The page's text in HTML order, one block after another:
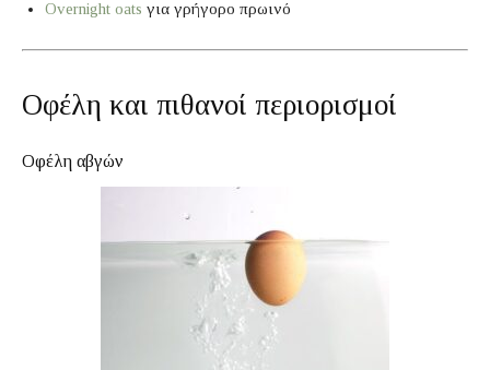
Overnight oats για γρήγορο πρωινό
Οφέλη και πιθανοί περιορισμοί
Οφέλη αβγών